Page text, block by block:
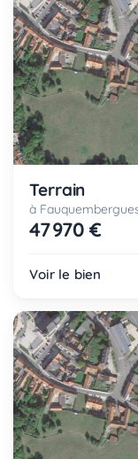
Terrain
à
47 970 €
Voir le bien